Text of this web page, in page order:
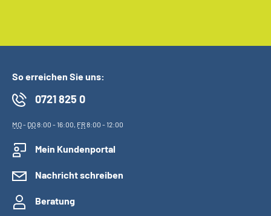
So erreichen Sie uns:
0721 825 0
MO- DO8:00 - 16:00, FR8:00 - 12:00
Mein Kundenportal
Nachricht schreiben
Beratung